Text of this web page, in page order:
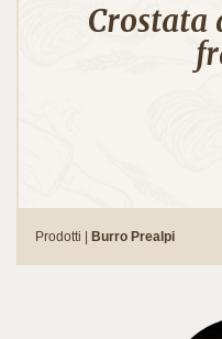
Crostata
Prodotti | Burro Prealpi